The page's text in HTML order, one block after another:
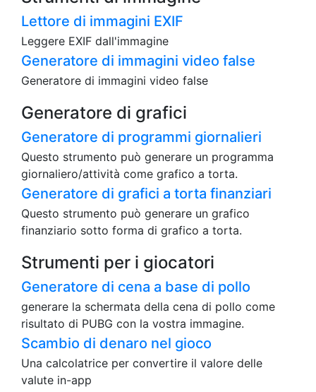
Lettore di immagini EXIF
Leggere EXIF dall'immagine
Generatore di immagini video false
Generatore di immagini video false
Generatore di grafici
Generatore di programmi giornalieri
Questo strumento può generare un programma
giornaliero/attività come grafico a torta.
Generatore di grafici a torta finanziari
Questo strumento può generare un grafico
finanziario sotto forma di grafico a torta.
Strumenti per i giocatori
Generatore di cena a base di pollo
generare la schermata della cena di pollo come
risultato di PUBG con la vostra immagine.
Scambio di denaro nel gioco
Una calcolatrice per convertire il valore delle
valute in-app